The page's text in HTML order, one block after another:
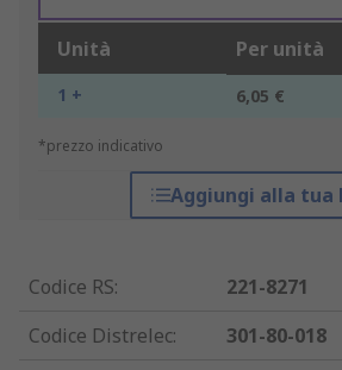
Unità Per unità
1 + 6,05 €
*prezzo indicativo
Aggiungi alla tua
Codice RS:
221-8271
Codice Distrelec:
301-80-018